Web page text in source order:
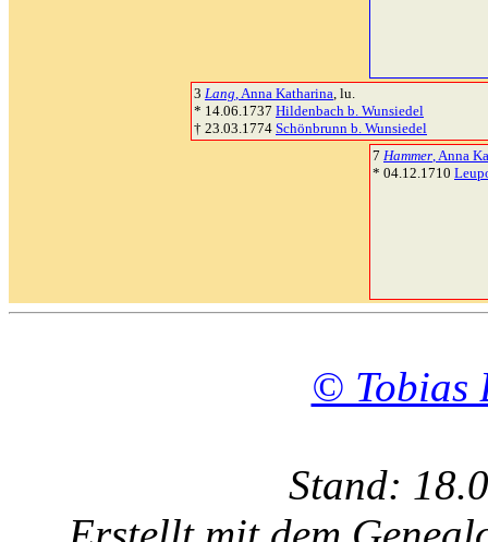
3 Lang, Anna Katharina, lu.
* 14.06.1737 Hildenbach b. Wunsiedel
† 23.03.1774 Schönbrunn b. Wunsiedel
7 Hammer, Anna
* 04.12.1710
© Tobias
Stand: